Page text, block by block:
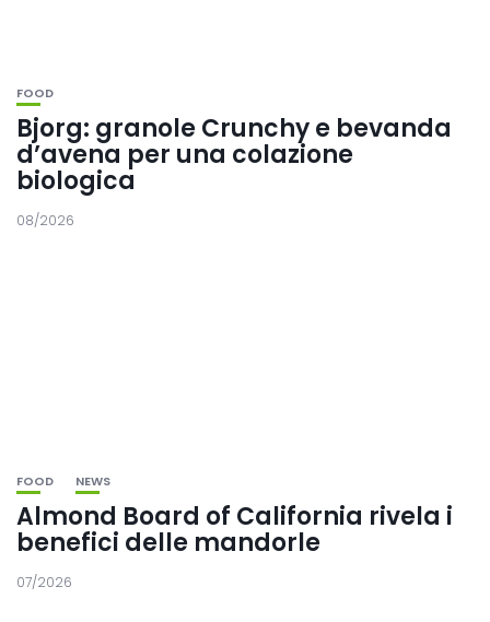
FOOD
Bjorg: granole Crunchy e bevanda
d’avena per una colazione
biologica
08/2026
FOOD NEWS
Almond Board of California rivela i
benefici delle mandorle
07/2026